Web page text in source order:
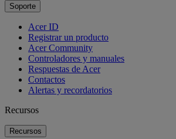
Soporte
Acer ID
Registrar un producto
Acer Community
Controladores y manuales
Respuestas de Acer
Contactos
Alertas y recordatorios
Recursos
Recursos